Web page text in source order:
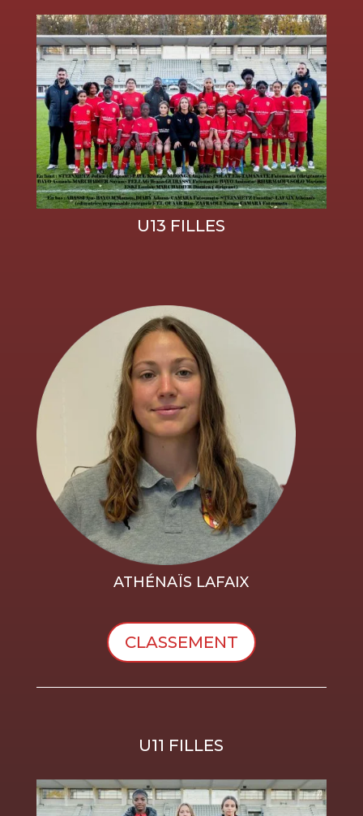
U13 FILLES
ATHÉNAÏS LAFAIX
CLASSEMENT
U11 FILLES